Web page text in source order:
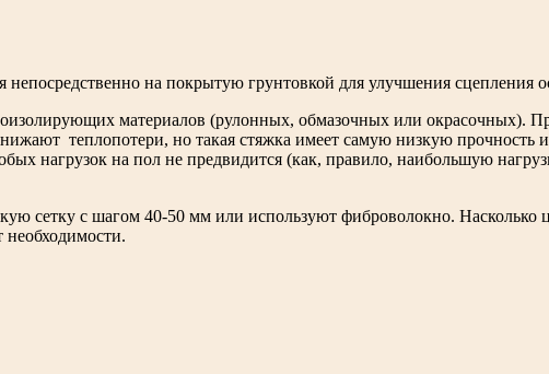
непосредственно на покрытую грунтовкой для улучшения сцепления
материалов (рулонных, обмазочных или окрасочных).
теплопотери, но такая стяжка имеет самую низкую прочность
нагрузок на пол не предвидится (как, правило, наибольшую
сетку с шагом 40-50 мм или используют фиброволокно. Насколько
необходимости.